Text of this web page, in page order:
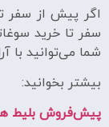
اگر پیش از سفر
سفر تا خرید
شما می‌توانید با
بیشتر بخوانید:
پیش‌فروش بلیط